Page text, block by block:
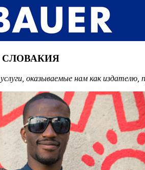
СЛОВАКИЯ
оказываемые нам как